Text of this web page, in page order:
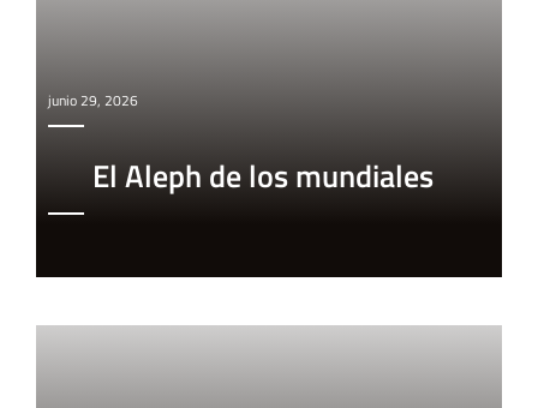
junio 29, 2026
El Aleph de los mundiales